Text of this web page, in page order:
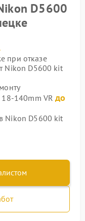
D5600
при отказе
Nikon D5600 kit
18-140mm VRдо
Nikon D5600 kit